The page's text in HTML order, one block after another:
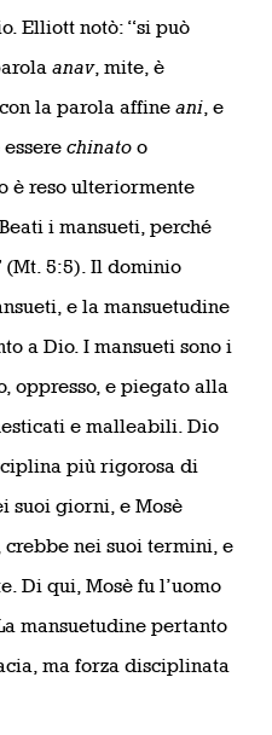
Elliott notò: “si può
anav, mite, è
la parola affine ani , e
chinato o
è reso ulteriormente
i mansueti, perché
(Mt. 5:5). Il dominio
e la mansuetudine
a Dio. I mansueti sono i
oppresso, e piegato alla
e malleabili. Dio
più rigorosa di
suoi giorni, e Mosè
crebbe nei suoi termini, e
Di qui, Mosè fu l’uomo
mansuetudine pertanto
ma forza disciplinata